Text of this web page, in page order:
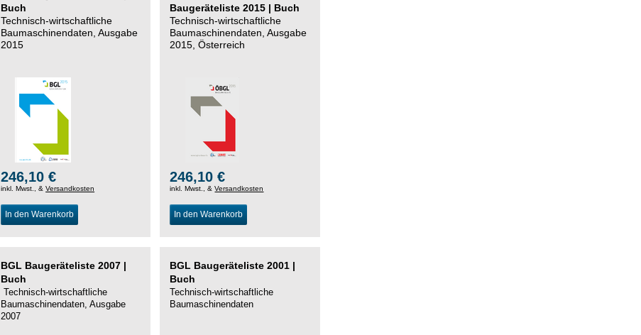
Buch
Technisch-wirtschaftliche
Baumaschinendaten, Ausgabe
2015
246,10 €
inkl. Mwst., &Versandkosten
In den Warenkorb
Baugeräteliste 2015 | Buch
Technisch-wirtschaftliche
Baumaschinendaten, Ausgabe
2015, Österreich
246,10 €
inkl. Mwst., &Versandkosten
In den Warenkorb
BGL Baugeräteliste 2007 |
Buch
Technisch-wirtschaftliche
Baumaschinendaten, Ausgabe
2007
BGL Baugeräteliste 2001 |
Buch
Technisch-wirtschaftliche
Baumaschinendaten